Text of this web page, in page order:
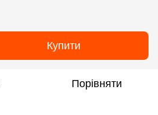
Купити
Порівняти